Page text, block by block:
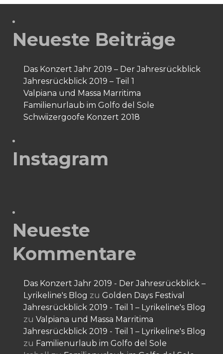
Neueste Beiträge
Das Konzert Jahr 2019 – Der Jahresrückblick
Jahresrückblick 2019 – Teil 1
Valpiana und Massa Marritima
Familienurlaub im Golfo del Sole
Schwiizergoofe Konzert 2018
Instagram
Neueste
Kommentare
Das Konzert Jahr 2019 - Der Jahresrückblick –
Lyrikeline's Blog zu Golden Days Festival
Jahresrückblick 2019 - Teil 1 – Lyrikeline's Blog
zu Valpiana und Massa Marritima
Jahresrückblick 2019 - Teil 1 – Lyrikeline's Blog
zu Familienurlaub im Golfo del Sole